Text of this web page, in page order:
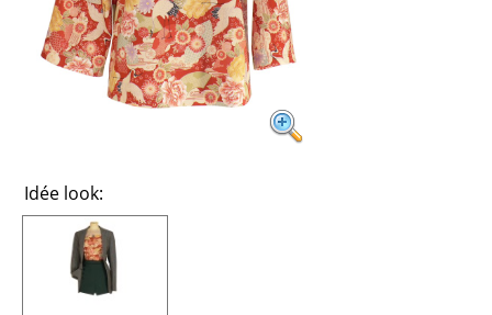
Idée look: